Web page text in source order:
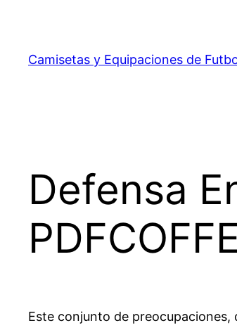
contenido
Camisetas y Equipaciones de
Defensa
Este conjunto de